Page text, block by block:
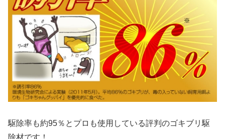
駆除率も約95％とプロも使用している評判のゴキブリ駆